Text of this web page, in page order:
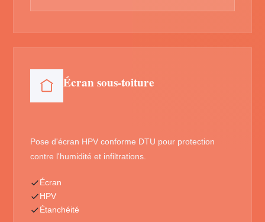
Écran sous-toiture
Pose d'écran HPV conforme DTU pour protection
contre l'humidité et infiltrations.
Écran
HPV
Étanchéité